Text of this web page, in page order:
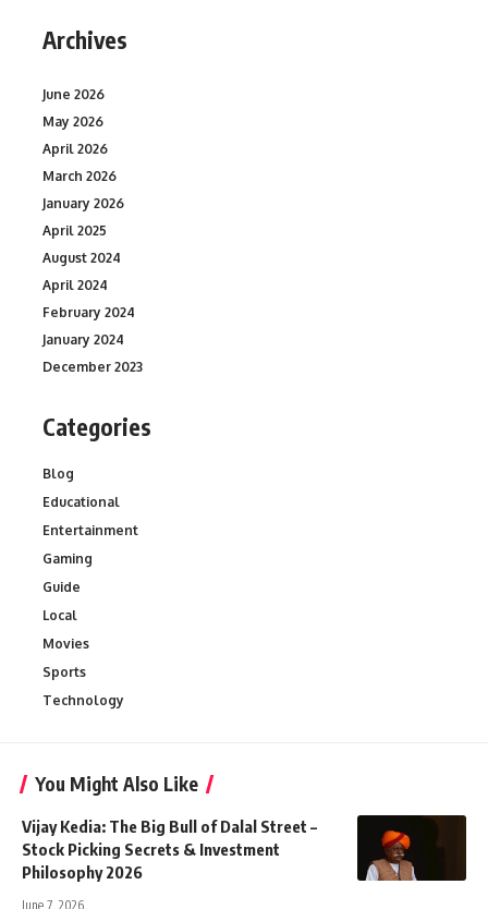
Archives
June 2026
May 2026
April 2026
March 2026
January 2026
April 2025
August 2024
April 2024
February 2024
January 2024
December 2023
Categories
Blog
Educational
Entertainment
Gaming
Guide
Local
Movies
Sports
Technology
You Might Also Like
Vijay Kedia: The Big Bull of Dalal Street –
Stock Picking Secrets & Investment
Philosophy 2026
June 7, 2026